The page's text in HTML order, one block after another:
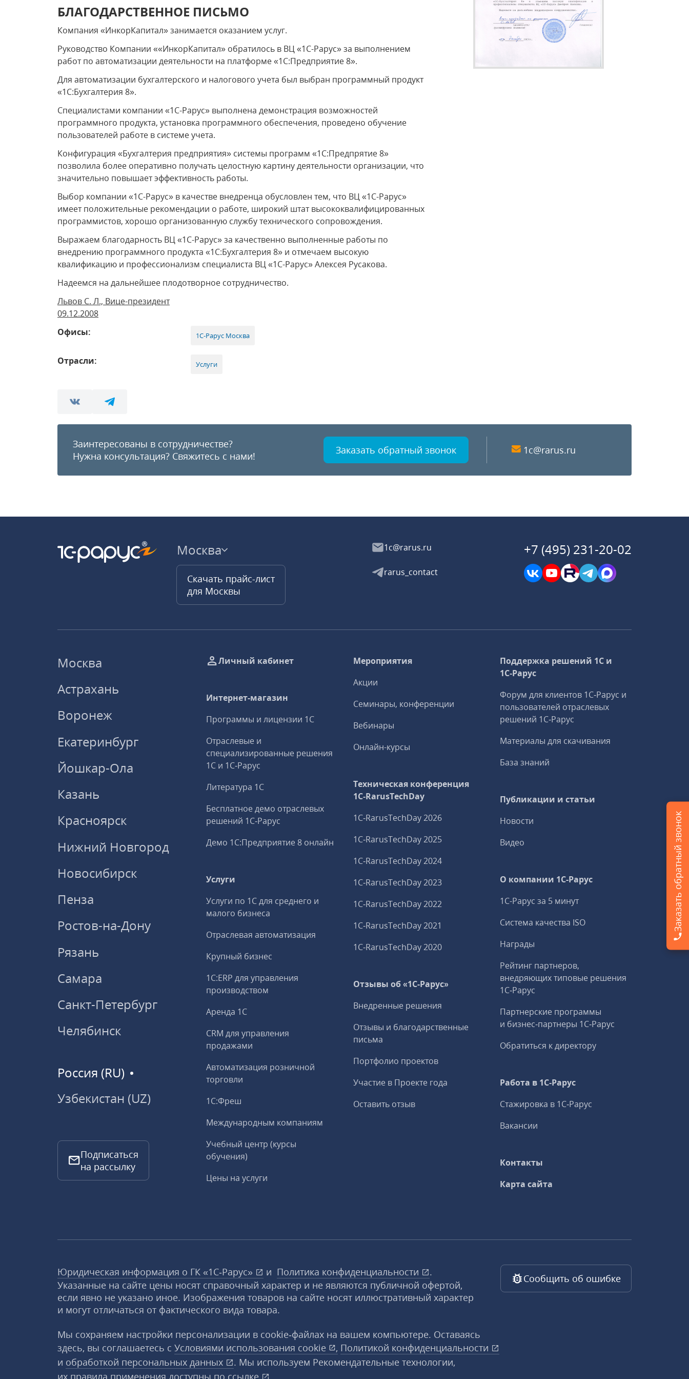
БЛАГОДАРСТВЕННОЕ ПИСЬМО
Компания «ИнкорКапитал» занимается оказанием услуг.
Руководство Компании ««ИнкорКапитал» обратилось в ВЦ «1С-Рарус» за выполнением
работ по автоматизации деятельности на платформе «1С:Предприятие 8».
Для автоматизации бухгалтерского и налогового учета был выбран программный продукт
«1С:Бухгалтерия 8».
Специалистами компании «1С-Рарус» выполнена демонстрация возможностей
программного продукта, установка программного обеспечения, проведено обучение
пользователей работе в системе учета.
Конфигурация «Бухгалтерия предприятия» системы программ «1С:Предпрятие 8»
позволила более оперативно получать целостную картину деятельности организации, что
значительно повышает эффективность работы.
Выбор компании «1С-Рарус» в качестве внедренца обусловлен тем, что ВЦ «1С-Рарус»
имеет положительные рекомендации о работе, широкий штат высококвалифицированных
программистов, хорошо организованную службу технического сопровождения.
Выражаем благодарность ВЦ «1С-Рарус» за качественно выполненные работы по
внедрению программного продукта «1С:Бухгалтерия 8» и отмечаем высокую
квалификацию и профессионализм специалиста ВЦ «1С-Рарус» Алексея Русакова.
Надеемся на дальнейшее плодотворное сотрудничество.
Львов С. Л., Вице-президент
09.12.2008
Офисы:
1С-Рарус Москва
Отрасли: Услуги
Заинтересованы в сотрудничестве?
Нужна консультация? Свяжитесь с нами! Заказать обратный звонок 1c@rarus.ru
Москва
Скачать прайс-лист
для Москвы
1c@rarus.ru
rarus_contact
+7 (495) 231-20-02
Москва
Астрахань
Воронеж
Екатеринбург
Йошкар-Ола
Казань
Красноярск
Нижний Новгород
Новосибирск
Пенза
Ростов-на-Дону
Рязань
Самара
Санкт-Петербург
Челябинск
Россия (RU)
Узбекистан (UZ)
Подписаться
на рассылку
Личный кабинет
Интернет-магазин
Программы и лицензии 1С
Отраслевые и
специализированные решения
1С и 1С‑Рарус
Литература 1С
Бесплатное демо отраслевых
решений 1С‑Рарус
Демо 1С:Предприятие 8 онлайн
Услуги
Услуги по 1С для среднего и
малого бизнеса
Отраслевая автоматизация
Крупный бизнес
1С:ERP для управления
производством
Аренда 1С
CRM для управления
продажами
Автоматизация розничной
торговли
1С:Фреш
Международным компаниям
Учебный центр (курсы
обучения)
Цены на услуги
Мероприятия
Акции
Семинары, конференции
Вебинары
Онлайн-курсы
Техническая конференция
1C‑RarusTechDay
1C‑RarusTechDay 2026
1C‑RarusTechDay 2025
1C‑RarusTechDay 2024
1C‑RarusTechDay 2023
1C‑RarusTechDay 2022
1C‑RarusTechDay 2021
1C‑RarusTechDay 2020
Отзывы об «1С-Рарус»
Внедренные решения
Отзывы и благодарственные
письма
Портфолио проектов
Участие в Проекте года
Оставить отзыв
Поддержка решений 1С и
1С‑Рарус
Форум для клиентов 1С‑Рарус и
пользователей отраслевых
решений 1С‑Рарус
Материалы для скачивания
База знаний
Публикации и статьи
Новости
Видео
О компании 1C-Рарус
1С-Рарус за 5 минут
Система качества ISO
Награды
Рейтинг партнеров,
внедряющих типовые решения
1С‑Рарус
Партнерские программы
и бизнес‑партнеры 1С‑Рарус
Обратиться к директору
Работа в 1С‑Рарус
Стажировка в 1С‑Рарус
Вакансии
Контакты
Карта сайта
Юридическая информация о ГК «1С‑Рарус» и Политика конфиденциальности
.
Указанные на сайте цены носят справочный характер и не являются публичной офертой,
если явно не указано иное. Изображения товаров на сайте носят иллюстративный характер
и могут отличаться от фактического вида товара.
Мы сохраняем настройки персонализации в cookie‑файлах на вашем компьютере. Оставаясь
здесь, вы соглашаетесь с Условиями использования cookie , Политикой конфиденциальности
и обработкой персональных данных
. Мы используем Рекомендательные технологии,
их правила применения доступны по ссылке
Сообщить об ошибке
Заказать обратный звонок